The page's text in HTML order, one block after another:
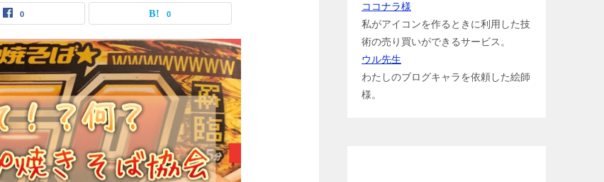
0 0
ココナラ様
私がアイコンを作るときに利用した技
術の売り買いができるサービス。
ウル先生
わたしのブログキャラを依頼した絵師
様。